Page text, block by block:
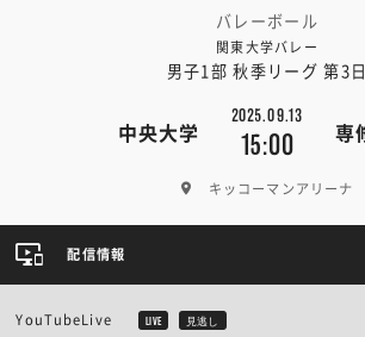
バレーボール
関東大学バレー
男子1部 秋季リーグ 第3日
中央大学
2025.09.13
15:00 専
キッコーマンアリーナ
配信情報
YouTubeLive LIVE 見逃し